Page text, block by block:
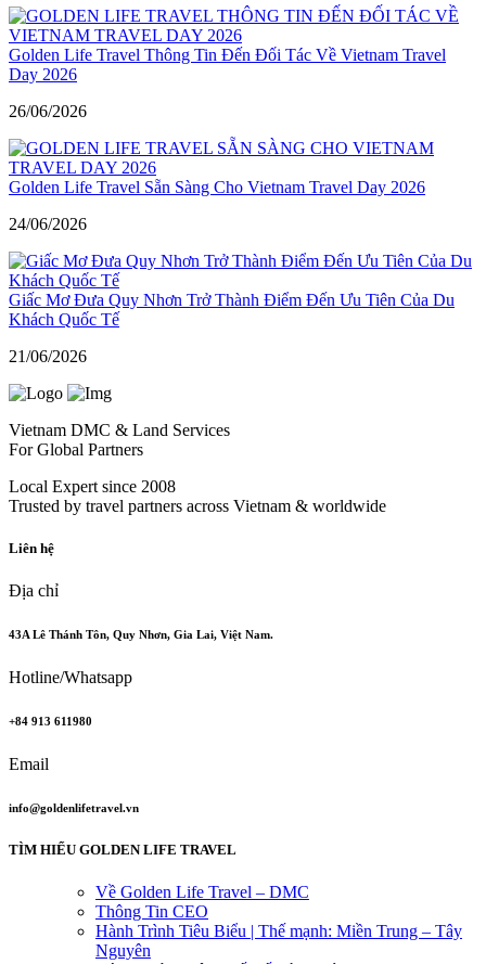
Golden Life Travel Thông Tin Đến Đối Tác Về Vietnam Travel
Day 2026
26/06/2026
Golden Life Travel Sẵn Sàng Cho Vietnam Travel Day 2026
24/06/2026
Giấc Mơ Đưa Quy Nhơn Trở Thành Điểm Đến Ưu Tiên Của Du
Khách Quốc Tế
21/06/2026
Vietnam DMC & Land Services
For Global Partners
Local Expert since 2008
Trusted by travel partners across Vietnam & worldwide
Liên hệ
Địa chỉ
43A Lê Thánh Tôn, Quy Nhơn, Gia Lai, Việt Nam.
Hotline/Whatsapp
+84 913 611980
Email
info@goldenlifetravel.vn
TÌM HIỂU GOLDEN LIFE TRAVEL
Về Golden Life Travel – DMC
Thông Tin CEO
Hành Trình Tiêu Biểu | Thế mạnh: Miền Trung – Tây
Nguyên